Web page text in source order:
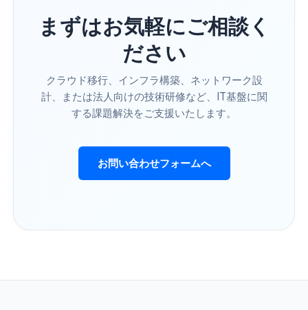
まずはお気軽にご相談く
ださい
クラウド移行、インフラ構築、ネットワーク設
計、または法人向けの技術研修など、IT基盤に関
する課題解決をご支援いたします。
お問い合わせフォームへ